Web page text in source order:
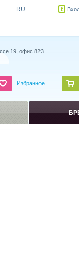
RU
19, офис 823
Избранное